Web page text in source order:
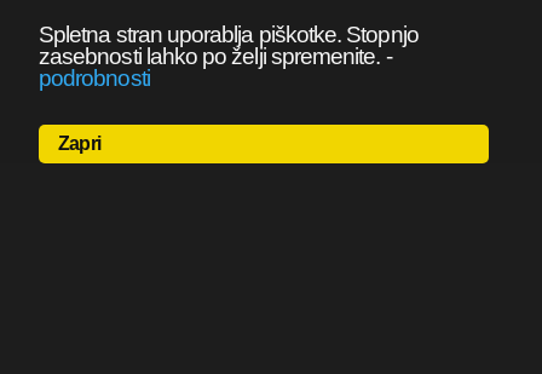
Spletna stran uporablja piškotke. Stopnjo
zasebnosti lahko po želji spremenite. -
podrobnosti
Zapri